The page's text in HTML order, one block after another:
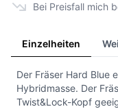
Bei Preisfall mich
Einzelheiten
Der Fräser Hard Blue
Hybridmasse. Der
Twist&Lock-Kopf